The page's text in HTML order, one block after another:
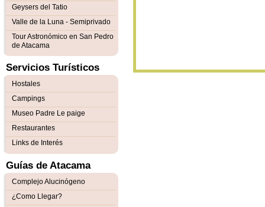
Geysers del Tatio
Valle de la Luna - Semiprivado
Tour Astronómico en San Pedro
de Atacama
Servicios Turísticos
Hostales
Campings
Museo Padre Le paige
Restaurantes
Links de Interés
Guías de Atacama
Complejo Alucinógeno
¿Como Llegar?